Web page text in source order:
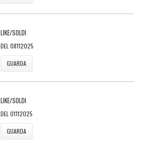
LIKE/SOLDI
DEL 08112025
GUARDA
LIKE/SOLDI
DEL 01112025
GUARDA